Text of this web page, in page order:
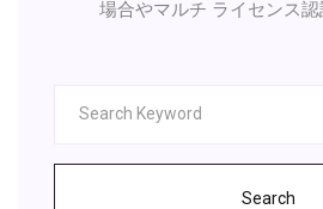
場合やマルチ ライセンス
Search